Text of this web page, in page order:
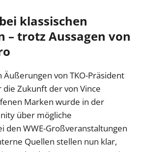
klassischen
– trotz Aussagen von
Äußerungen von TKO-Präsident
die Zukunft der von Vince
Marken wurde in der
über mögliche
den WWE-Großveranstaltungen
Quellen stellen nun klar,